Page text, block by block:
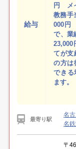
給与
円 メ
教務手
000円
で、業
23,000
てが支
の方は
できる
ます。
最寄り駅
名
名
〒